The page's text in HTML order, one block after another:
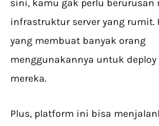
sini, kamu gak perlu berurusan
infrastruktur server yang rumit.
yang membuat banyak orang
menggunakannya untuk
mereka.
Plus, platform ini bisa